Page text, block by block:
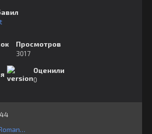
Просмотров
3017
Оценили
0
Mihail Romanov